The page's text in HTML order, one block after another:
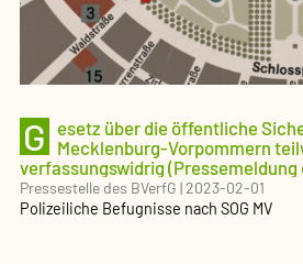
G
esetz über die öffentliche
Mecklenburg-Vorpommern
verfassungswidrig (Pressemeldung
Pressestelle des BVerfG |2023-02-01
Polizeiliche Befugnisse nach SOG MV